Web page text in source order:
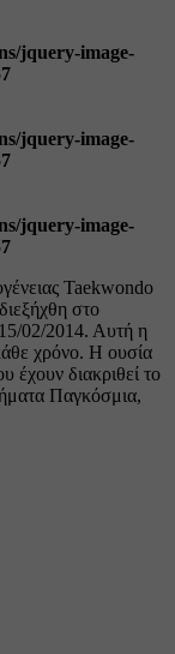
jquery-image-
jquery-image-
jquery-image-
Taekwondo
στο
02/2014. Αυτή η
χρόνο. Η ουσία
έχουν διακριθεί το
Παγκόσμια,